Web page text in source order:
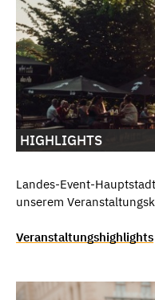
HIGHLIGHTS
Landes-Event-
unserem
Veranstaltungshighlights